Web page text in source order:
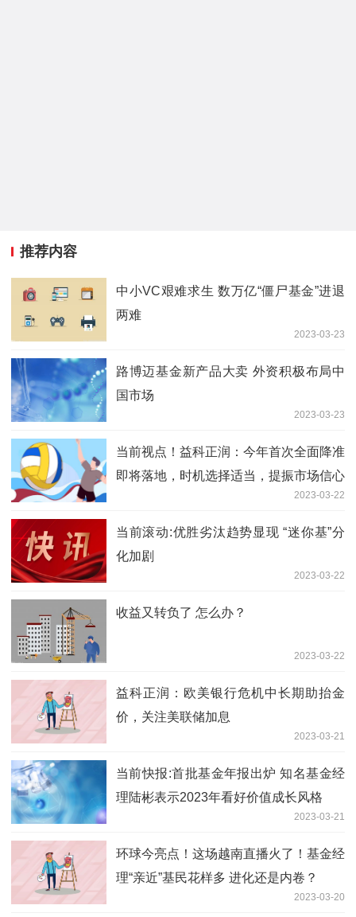
推荐内容
中小VC艰难求生 数万亿“僵尸基金”进退
两难
2023-03-23
路博迈基金新产品大卖 外资积极布局中
国市场
2023-03-23
当前视点！益科正润：今年首次全面降准
即将落地，时机选择适当，提振市场信心
2023-03-22
当前滚动:优胜劣汰趋势显现 “迷你基”分
化加剧
2023-03-22
收益又转负了 怎么办？
2023-03-22
益科正润：欧美银行危机中长期助抬金
价，关注美联储加息
2023-03-21
当前快报:首批基金年报出炉 知名基金经
理陆彬表示2023年看好价值成长风格
2023-03-21
环球今亮点！这场越南直播火了！基金经
理“亲近”基民花样多 进化还是内卷？
2023-03-20